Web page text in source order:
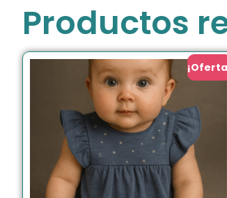
Productos